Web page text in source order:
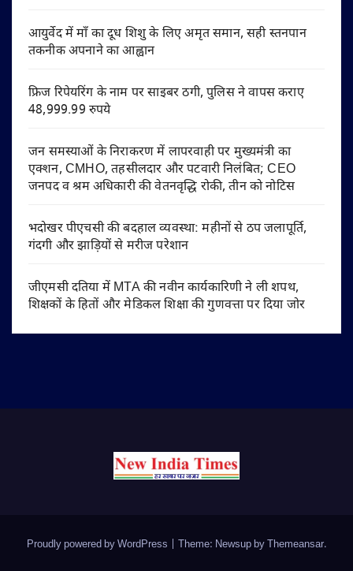
आयुर्वेद में माँ का दूध शिशु के लिए अमृत समान, सही स्तनपान
तकनीक अपनाने का आह्वान
फ्रिज रिपेयरिंग के नाम पर साइबर ठगी, पुलिस ने वापस कराए
48,999.99 रुपये
जन समस्याओं के निराकरण में लापरवाही पर मुख्यमंत्री का
एक्शन, CMHO, तहसीलदार और पटवारी निलंबित; CEO
जनपद व श्रम अधिकारी की वेतनवृद्धि रोकी, तीन को नोटिस
भदोखर पीएचसी की बदहाल व्यवस्था: महीनों से ठप जलापूर्ति,
गंदगी और झाड़ियों से मरीज परेशान
जीएमसी दतिया में MTA की नवीन कार्यकारिणी ने ली शपथ,
शिक्षकों के हितों और मेडिकल शिक्षा की गुणवत्ता पर दिया जोर
Proudly powered by WordPress Theme: Newsup byThemeansar.